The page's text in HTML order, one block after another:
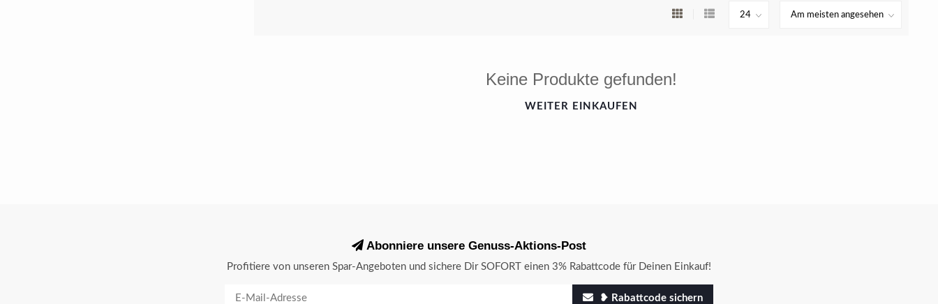
Keine Produkte gefunden!
WEITER EINKAUFEN
Abonniere unsere Genuss-Aktions-Post
Profitiere von unseren Spar-Angeboten und sichere Dir SOFORT einen 3% Rabattcode für Deinen Einkauf!
❥ Rabattcode sichern